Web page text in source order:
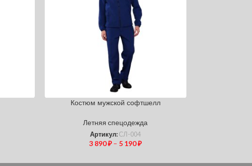
Костюм мужской софтшелл
Летняя спецодежда
Артикул: СЛ-004
3 890₽ – 5 190₽